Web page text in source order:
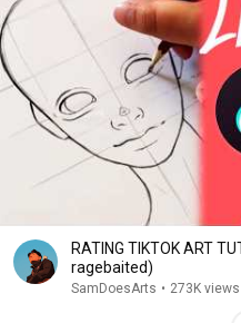
RATING TIKTOK ART
ragebaited)
SamDoesArts • 273K views